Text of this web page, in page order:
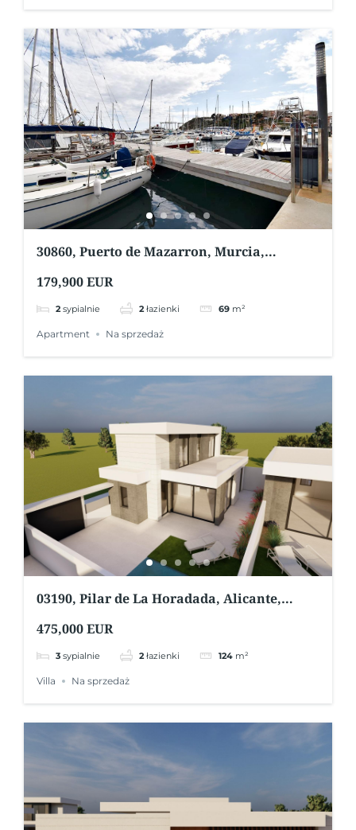
30860, Puerto de Mazarron, Murcia,
179,900 EUR
2 sypialnie 2 łazienki 69 m²
Apartment Na sprzedaż
03190, Pilar de La Horadada, Alicante,
475,000 EUR
3 sypialnie 2 łazienki 124 m²
Villa Na sprzedaż